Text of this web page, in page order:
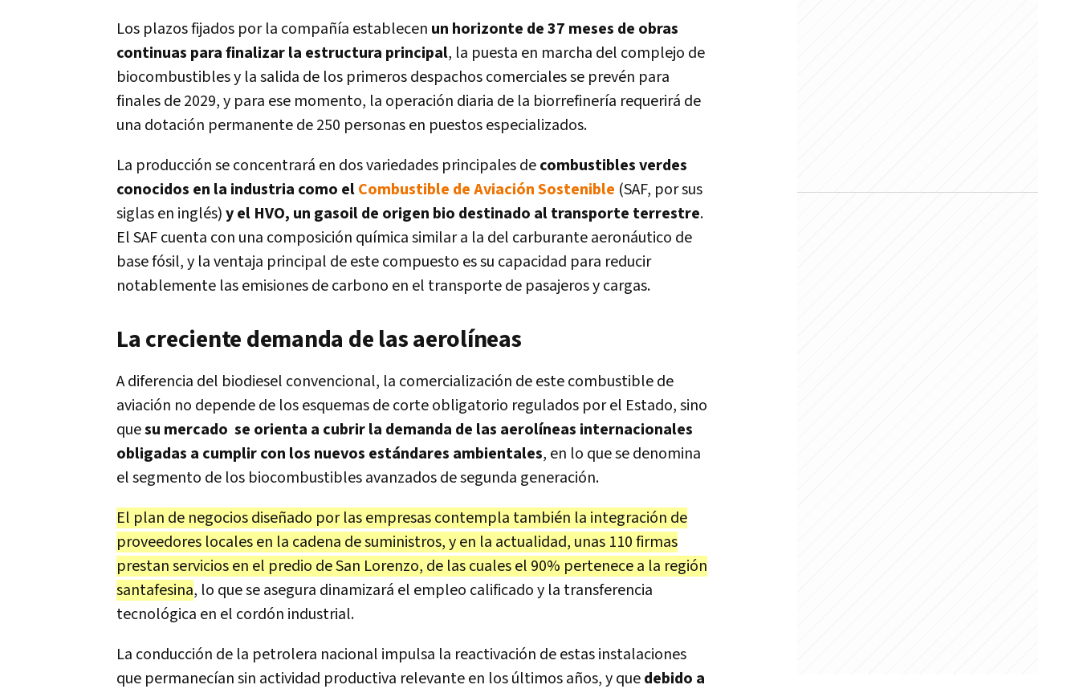
Los plazos fijados por la compañía establecen un horizonte de 37 meses de obras
continuas para finalizar la estructura principal, la puesta en marcha del complejo de
biocombustibles y la salida de los primeros despachos comerciales se prevén para
finales de 2029, y para ese momento, la operación diaria de la biorrefinería requerirá de
una dotación permanente de 250 personas en puestos especializados.
La producción se concentrará en dos variedades principales decombustibles verdes
conocidos en la industria como elCombustible de Aviación Sostenible (SAF, por sus
siglas en inglés)y el HVO, un gasoil de origen bio destinado al transporte terrestre.
El SAF cuenta con una composición química similar a la del carburante aeronáutico de
base fósil, y la ventaja principal de este compuesto es su capacidad para reducir
notablemente las emisiones de carbono en el transporte de pasajeros y cargas.
La creciente demanda de las aerolíneas
A diferencia del biodiesel convencional, la comercialización de este combustible de
aviación no depende de los esquemas de corte obligatorio regulados por el Estado, sino
quesu mercado se orienta a cubrir la demanda de las aerolíneas internacionales
obligadas a cumplir con los nuevos estándares ambientales, en lo que se denomina
el segmento de los biocombustibles avanzados de segunda generación.
El plan de negocios diseñado por las empresas contempla también la integración de
proveedores locales en la cadena de suministros, y en la actualidad, unas 110 firmas
prestan servicios en el predio de San Lorenzo, de las cuales el 90% pertenece a la región
santafesina, lo que se asegura dinamizará el empleo calificado y la transferencia
tecnológica en el cordón industrial.
La conducción de la petrolera nacional impulsa la reactivación de estas instalaciones
que permanecían sin actividad productiva relevante en los últimos años, y quedebido a